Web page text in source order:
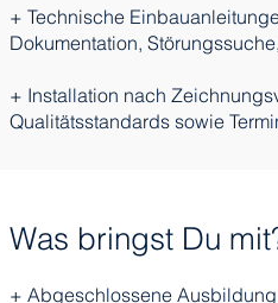
+ Technische
Dokumentation,
+ Installation nach
Qualitätsstandards sowie
Was bringst Du
+ Abgeschlossene